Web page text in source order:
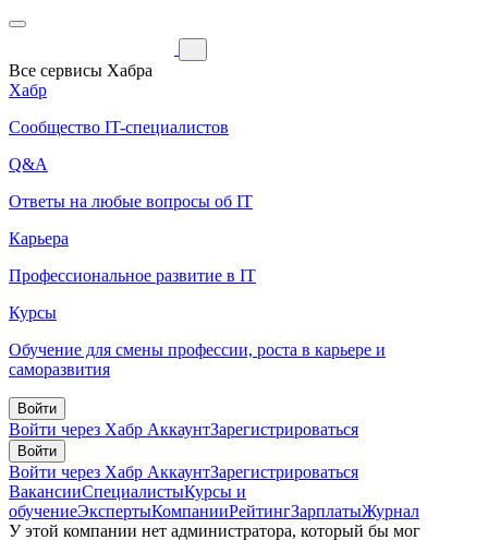
Все сервисы Хабра
Хабр
Сообщество IT-специалистов
Q&A
Ответы на любые вопросы об IT
Карьера
Профессиональное развитие в IT
Курсы
Обучение для смены профессии, роста в карьере и
саморазвития
Войти
Войти через Хабр АккаунтЗарегистрироваться
Войти
Войти через Хабр АккаунтЗарегистрироваться
ВакансииСпециалистыКурсы и
обучениеЭкспертыКомпанииРейтингЗарплатыЖурнал
У этой компании нет администратора, который бы мог